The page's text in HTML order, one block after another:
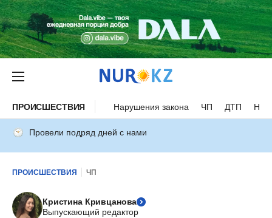
ПРОИСШЕСТВИЯ Нарушения закона ЧП ДТП
Провели подряд дней с нами
ПРОИСШЕСТВИЯ ЧП
Кристина Кривцанова
Выпускающий редактор